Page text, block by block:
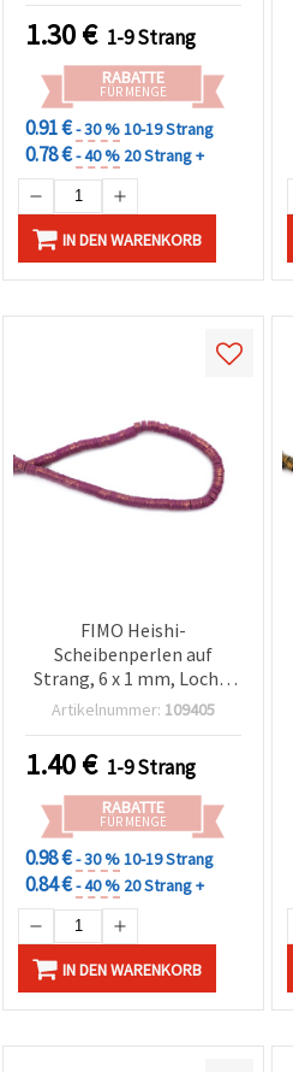
Sie können
alle
Cookies
akzeptieren,
ablehnen
oder Ihre
Auswahl in
den
Einstellungen
individuell
festlegen.
Einwilligung
können Sie
jederzeit
oder
Alle
akzeptieren
1.30€ 1-9 Strang
RABATTE
FÜR MENGE
0.91 €- 30 %10-19 Strang
0.78 €- 40 % 20 Strang +
IN DEN WARENKORB
FIMO Heishi-
Scheibenperlen auf
Strang, 6 x 1 mm, Loch 2
mm, Lila mit
ca. 350 Stück
Artikelnummer: 109405
1.40€ 1-9 Strang
RABATTE
FÜR MENGE
0.98 €- 30 %10-19 Strang
0.84 €- 40 % 20 Strang +
IN DEN WARENKORB